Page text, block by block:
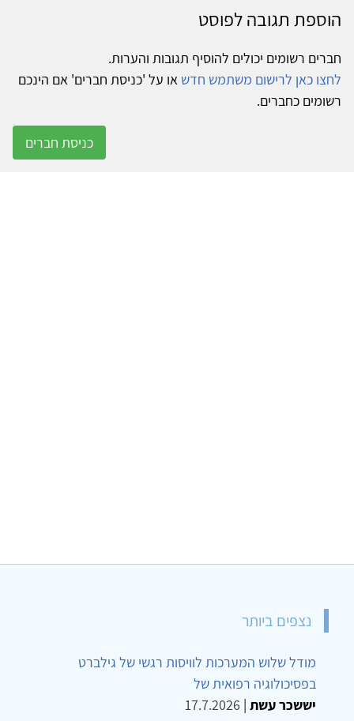
הוספת תגובה לפוסט
חברים רשומים יכולים להוסיף תגובות והערות.
לחצו כאן לרישום משתמש חדש או על 'כניסת חברים' אם הינכם
רשומים כחברים.
כניסת חברים
נצפים ביותר
מודל שלוש המערכות לוויסות רגשי של גילברט
בפסיכולוגיה רפואית של
יששכר עשת |
17.7.2026